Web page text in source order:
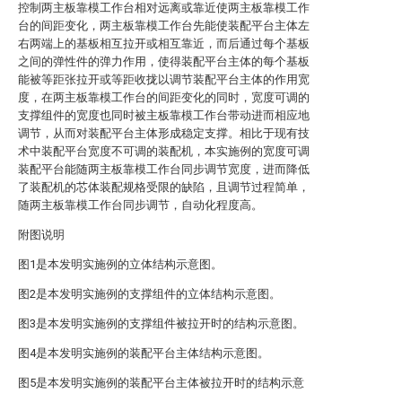
控制两主板靠模工作台相对远离或靠近使两主板靠模工作
台的间距变化，两主板靠模工作台先能使装配平台主体左
右两端上的基板相互拉开或相互靠近，而后通过每个基板
之间的弹性件的弹力作用，使得装配平台主体的每个基板
能被等距张拉开或等距收拢以调节装配平台主体的作用宽
度，在两主板靠模工作台的间距变化的同时，宽度可调的
支撑组件的宽度也同时被主板靠模工作台带动进而相应地
调节，从而对装配平台主体形成稳定支撑。相比于现有技
术中装配平台宽度不可调的装配机，本实施例的宽度可调
装配平台能随两主板靠模工作台同步调节宽度，进而降低
了装配机的芯体装配规格受限的缺陷，且调节过程简单，
随两主板靠模工作台同步调节，自动化程度高。
附图说明
图1是本发明实施例的立体结构示意图。
图2是本发明实施例的支撑组件的立体结构示意图。
图3是本发明实施例的支撑组件被拉开时的结构示意图。
图4是本发明实施例的装配平台主体结构示意图。
图5是本发明实施例的装配平台主体被拉开时的结构示意